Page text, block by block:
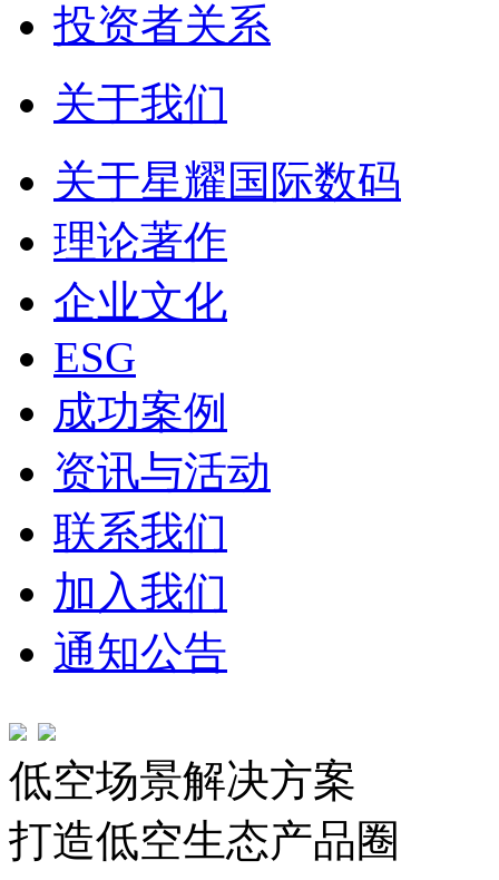
投资者关系
关于我们
关于星耀国际数码
理论著作
企业文化
ESG
成功案例
资讯与活动
联系我们
加入我们
通知公告
低空场景解决方案
打造低空生态产品圈